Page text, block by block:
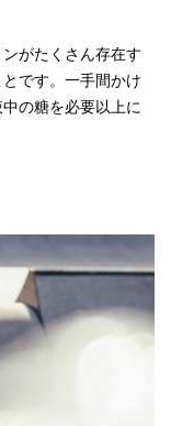
がたくさん存在す
です。一手間かけ
の糖を必要以上に